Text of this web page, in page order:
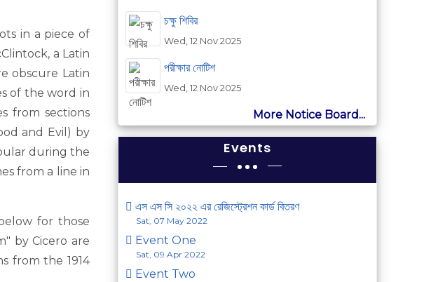
in a piece of
a Latin
obscure Latin
of the word in
from sections
and Evil) by
during the
from a line in
for those
by Cicero are
from the 1914
চক্ষু শিবির
Wed, 12 Nov 2025
পরীক্ষার নোটিশ
Wed, 12 Nov 2025
More Notice Board...
Events
এস এস সি ২০২২ এর রেজিস্ট্রেশন কার্ড বিতরণ
Sat, 07 May 2022
Event One
Sat, 09 Apr 2022
Event Two